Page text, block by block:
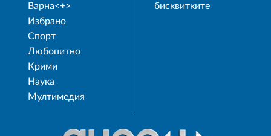
Варна<+>
Избрано
Спорт
Любопитно
Крими
Наука
Мултимедия
бисквитките